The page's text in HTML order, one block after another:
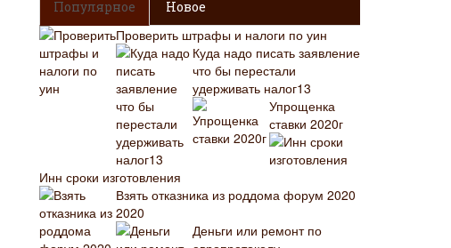
Популярное Новое
Проверить штрафы и налоги по уин
Куда надо писать заявление
что бы перестали
удерживать налог13
Упрощенка
ставки 2020г
Инн сроки изготовления
Взять отказника из роддома форум 2020
2020
Деньги или ремонт по